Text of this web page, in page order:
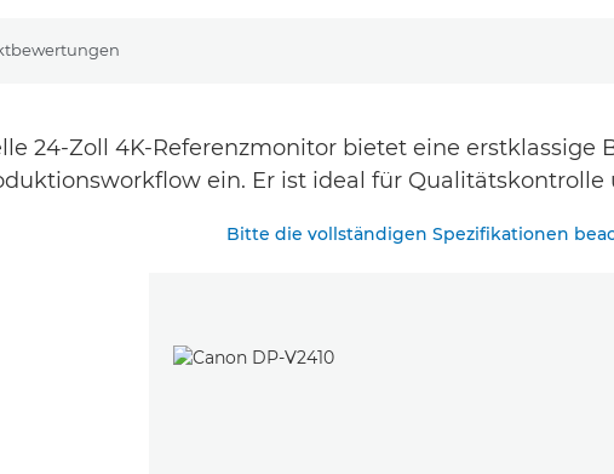
24-Zoll 4K-Referenzmonitor bietet eine
ein. Er ist ideal für
Bitte die vollständigen Spezifikationen